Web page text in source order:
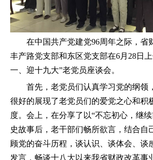
在中国共产党建党96周年之际，省
丰产路党支部和东区党支部在6月28日
一、迎十九大”老党员座谈会。
首先，老党员们认真学习党的纲领
很好的展现了老党员们的爱党之心和积
度。会上，在分享了以“不忘初心，继
史故事后，老干部们畅所欲言，结合自
顾党的奋斗历程，谈认识、谈体会、谈
发言，畅谈十八大以来我省财政改革事